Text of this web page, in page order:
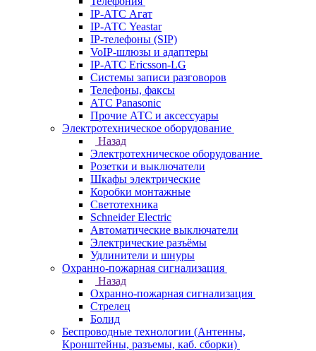
IP-АТС Агат
IP-АТС Yeastar
IP-телефоны (SIP)
VoIP-шлюзы и адаптеры
IP-АТС Ericsson-LG
Системы записи разговоров
Телефоны, факсы
АТС Panasonic
Прочие АТС и аксессуары
Электротехническое оборудование
Назад
Электротехническое оборудование
Розетки и выключатели
Шкафы электрические
Коробки монтажные
Светотехника
Schneider Electric
Автоматические выключатели
Электрические разъёмы
Удлинители и шнуры
Охранно-пожарная сигнализация
Назад
Охранно-пожарная сигнализация
Стрелец
Болид
Беспроводные технологии (Антенны,
Кронштейны, разъемы, каб. сборки)